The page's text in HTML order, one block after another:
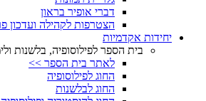
דברי אופיר בראון
הצטרפות לקהילה ועדכון
יחידות אקדמיות
בית הספר לפילוסופיה, בלשנות
לאתר בית הספר >>
החוג לפילוסופיה
החוג לבלשנות